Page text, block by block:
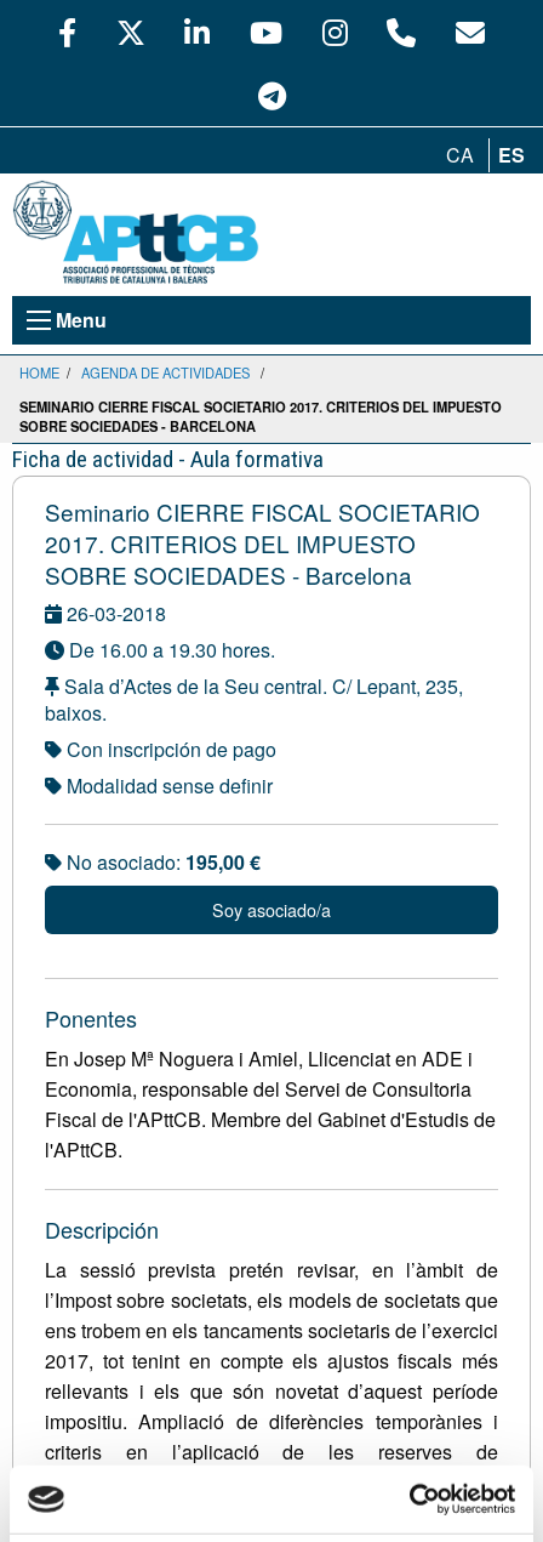
CA ES
Menu
HOME / AGENDA DE ACTIVIDADES /
SEMINARIO CIERRE FISCAL SOCIETARIO 2017. CRITERIOS DEL IMPUESTO
SOBRE SOCIEDADES - BARCELONA
Ficha de actividad - Aula formativa
Seminario CIERRE FISCAL SOCIETARIO
2017. CRITERIOS DEL IMPUESTO
SOBRE SOCIEDADES - Barcelona
26-03-2018
De 16.00 a 19.30 hores.
Sala d’Actes de la Seu central. C/ Lepant, 235,
baixos.
Con inscripción de pago
Modalidad sense definir
No asociado: 195,00 €
Soy asociado/a
Ponentes
En Josep Mª Noguera i Amiel, Llicenciat en ADE i
Economia, responsable del Servei de Consultoria
Fiscal de l'APttCB. Membre del Gabinet d'Estudis de
l'APttCB.
Descripción
La sessió prevista pretén revisar, en l’àmbit de
l’Impost sobre societats, els models de societats que
ens trobem en els tancaments societaris de l’exercici
2017, tot tenint en compte els ajustos fiscals més
rellevants i els que són novetat d’aquest període
impositiu. Ampliació de diferències temporànies i
criteris en l’aplicació de les reserves de
capitalització i d’anivellament, incentius per a
realitzar determinades activitats.